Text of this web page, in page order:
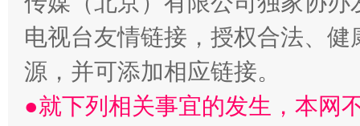
电视台友情链接，授权合法、
源，并可添加相应链接。
●就下列相关事宜的发生，本网